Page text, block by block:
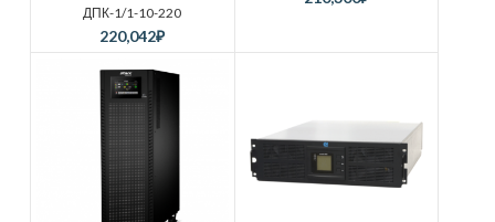
ДПК-1/1-10-220
220,042₽